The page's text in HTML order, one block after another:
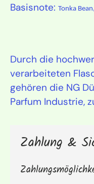
Basisnote: Tonka
Durch die
verarbeiteten
gehören die NG
Parfum Industrie,
Zahlung &